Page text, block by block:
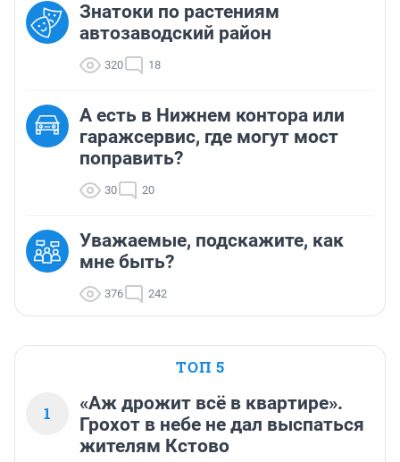
Знатоки по растениям
автозаводский район
320 18
А есть в Нижнем контора или
гаражсервис, где могут мост
поправить?
30 20
Уважаемые, подскажите, как
мне быть?
376 242
ТОП 5
1
«Аж дрожит всё в квартире».
Грохот в небе не дал выспаться
жителям Кстово